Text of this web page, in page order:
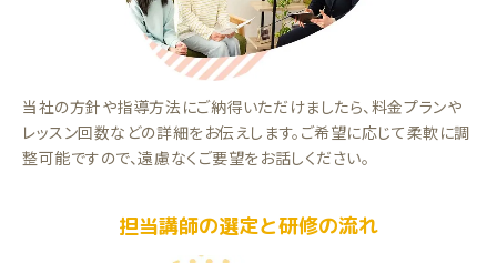
当社の方針や指導方法にご納得いただけましたら、料金プランや
レッスン回数などの詳細をお伝えします。ご希望に応じて柔軟に調
整可能ですので、遠慮なくご要望をお話しください。
担当講師の選定と研修の流れ